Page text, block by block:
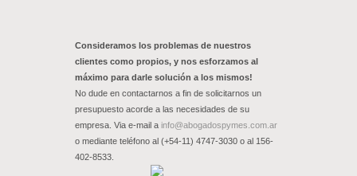
Consideramos los problemas de nuestros
clientes como propios, y nos esforzamos al
máximo para darle solución a los mismos!
No dude en contactarnos a fin de solicitarnos un
presupuesto acorde a las necesidades de su
empresa. Via e-mail a info@abogadospymes.com.ar
o mediante teléfono al (+54-11) 4747-3030 o al 156-
402-8533.